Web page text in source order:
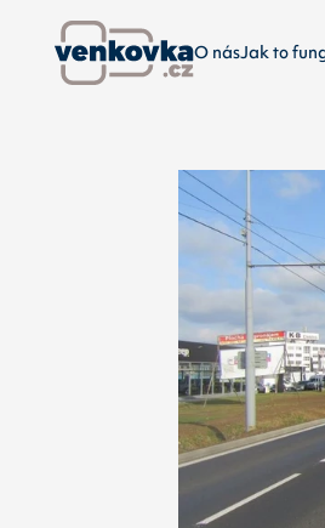
O násJak to